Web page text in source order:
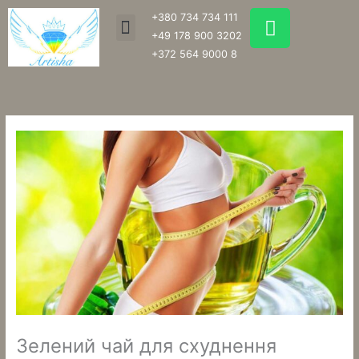
Перейти
до
вмісту
Menu
+380 734 734 111
+49 178 900 3202
+372 564 9000 8
W
h
a
p
p
Зелений чай для схуднення